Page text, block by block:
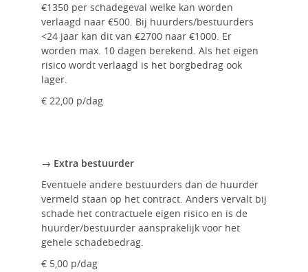
€1350 per schadegeval welke kan worden
verlaagd naar €500. Bij huurders/bestuurders
<24 jaar kan dit van €2700 naar €1000. Er
worden max. 10 dagen berekend. Als het eigen
risico wordt verlaagd is het borgbedrag ook
lager.
€ 22,00 p/dag
→ Extra bestuurder
Eventuele andere bestuurders dan de huurder
vermeld staan op het contract. Anders vervalt bij
schade het contractuele eigen risico en is de
huurder/bestuurder aansprakelijk voor het
gehele schadebedrag.
€ 5,00 p/dag